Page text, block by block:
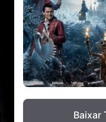
Baixar